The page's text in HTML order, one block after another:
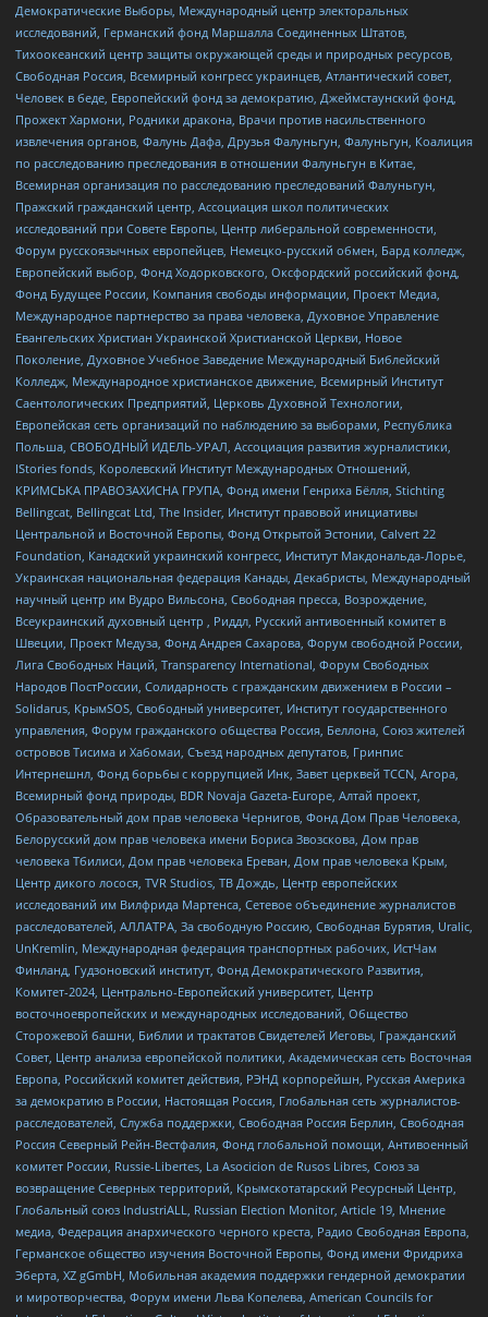
Демократические Выборы, Международный центр электоральных
исследований, Германский фонд Маршалла Соединенных Штатов,
Тихоокеанский центр защиты окружающей среды и природных ресурсов,
Свободная Россия, Всемирный конгресс украинцев, Атлантический совет,
Человек в беде, Европейский фонд за демократию, Джеймстаунский фонд,
Прожект Хармони, Родники дракона, Врачи против насильственного
извлечения органов, Фалунь Дафа, Друзья Фалуньгун, Фалуньгун, Коалиция
по расследованию преследования в отношении Фалуньгун в Китае,
Всемирная организация по расследованию преследований Фалуньгун,
Пражский гражданский центр, Ассоциация школ политических
исследований при Совете Европы, Центр либеральной современности,
Форум русскоязычных европейцев, Немецко-русский обмен, Бард колледж,
Европейский выбор, Фонд Ходорковского, Оксфордский российский фонд,
Фонд Будущее России, Компания свободы информации, Проект Медиа,
Международное партнерство за права человека, Духовное Управление
Евангельских Христиан Украинской Христианской Церкви, Новое
Поколение, Духовное Учебное Заведение Международный Библейский
Колледж, Международное христианское движение, Всемирный Институт
Саентологических Предприятий, Церковь Духовной Технологии,
Европейская сеть организаций по наблюдению за выборами, Республика
Польша, СВОБОДНЫЙ ИДЕЛЬ-УРАЛ, Ассоциация развития журналистики,
IStories fonds, Королевский Институт Международных Отношений,
КРИМСЬКА ПРАВОЗАХИСНА ГРУПА, Фонд имени Генриха Бёлля, Stichting
Bellingcat, Bellingcat Ltd, The Insider, Институт правовой инициативы
Центральной и Восточной Европы, Фонд Открытой Эстонии, Calvert 22
Foundation, Канадский украинский конгресс, Институт Макдональда-Лорье,
Украинская национальная федерация Канады, Декабристы, Международный
научный центр им Вудро Вильсона, Свободная пресса, Возрождение,
Всеукраинский духовный центр , Риддл, Русский антивоенный комитет в
Швеции, Проект Медуза, Фонд Андрея Сахарова, Форум свободной России,
Лига Свободных Наций, Transparеncy International, Форум Свободных
Народов ПостРоссии, Солидарность с гражданским движением в России –
Solidarus, КрымSOS, Свободный университет, Институт государственного
управления, Форум гражданского общества Россия, Беллона, Союз жителей
островов Тисима и Хабомаи, Съезд народных депутатов, Гринпис
Интернешнл, Фонд борьбы с коррупцией Инк, Завет церквей TCCN, Агора,
Всемирный фонд природы, BDR Novaja Gazeta-Europe, Алтай проект,
Образовательный дом прав человека Чернигов, Фонд Дом Прав Человека,
Белорусский дом прав человека имени Бориса Звозскова, Дом прав
человека Тбилиси, Дом прав человека Ереван, Дом прав человека Крым,
Центр дикого лосося, TVR Studios, ТВ Дождь, Центр европейских
исследований им Вилфрида Мартенса, Сетевое объединение журналистов
расследователей, АЛЛАТРА, За свободную Россию, Свободная Бурятия, Uralic,
UnKremlin, Международная федерация транспортных рабочих, ИстЧам
Финланд, Гудзоновский институт, Фонд Демократического Развития,
Комитет-2024, Центрально-Европейский университет, Центр
восточноевропейских и международных исследований, Общество
Сторожевой башни, Библии и трактатов Свидетелей Иеговы, Гражданский
Совет, Центр анализа европейской политики, Академическая сеть Восточная
Европа, Российский комитет действия, РЭНД корпорейшн, Русская Америка
за демократию в России, Настоящая Россия, Глобальная сеть журналистов-
расследователей, Служба поддержки, Свободная Россия Берлин, Свободная
Россия Северный Рейн-Вестфалия, Фонд глобальной помощи, Антивоенный
комитет России, Russie-Libertes, La Asocicion de Rusos Libres, Союз за
возвращение Северных территорий, Крымскотатарский Ресурсный Центр,
Глобальный союз IndustriALL, Russian Election Monitor, Article 19, Мнение
медиа, Федерация анархического черного креста, Радио Свободная Европа,
Германское общество изучения Восточной Европы, Фонд имени Фридриха
Эберта, XZ gGmbH, Мобильная академия поддержки гендерной демократии
и миротворчества, Форум имени Льва Копелева, American Councils for